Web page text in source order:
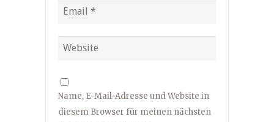
Name, E-Mail-Adresse und Website in
diesem Browser für meinen nächsten